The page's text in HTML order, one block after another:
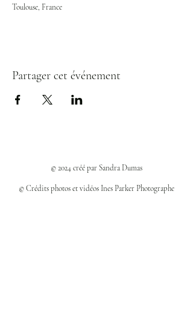
Toulouse, France
Partager cet événement
© 2024 créé par Sandra Dumas
© Crédits photos et vidéos Ines Parker Photographe